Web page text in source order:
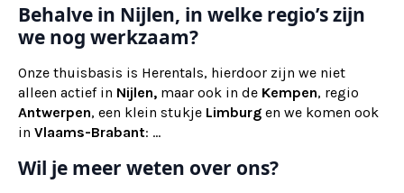
Behalve in Nijlen, in welke regio’s zijn
we nog werkzaam?
Onze thuisbasis is Herentals, hierdoor zijn we niet
alleen actief in Nijlen, maar ook in de Kempen, regio
Antwerpen, een klein stukje Limburg en we komen ook
in Vlaams-Brabant: ...
Wil je meer weten over ons?